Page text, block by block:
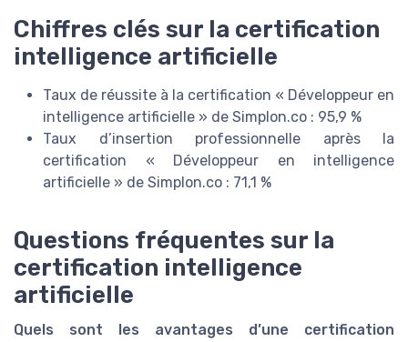
Chiffres clés sur la certification
intelligence artificielle
Taux de réussite à la certification « Développeur en
intelligence artificielle » de Simplon.co : 95,9 %
Taux d’insertion professionnelle après la
certification « Développeur en intelligence
artificielle » de Simplon.co : 71,1 %
Questions fréquentes sur la
certification intelligence
artificielle
Quels sont les avantages d’une certification